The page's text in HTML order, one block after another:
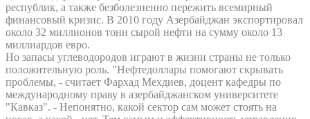
республик, а также безболезненно пережить всемирный
финансовый кризис. В 2010 году Азербайджан экспортировал
около 32 миллионов тонн сырой нефти на сумму около 13
миллиардов евро.
Но запасы углеводородов играют в жизни страны не только
положительную роль. "Нефтедоллары помогают скрывать
проблемы, - считает Фархад Мехдиев, доцент кафедры по
международному праву в азербайджанском университете
"Кавказ". - Непонятно, какой сектор сам может стоять на